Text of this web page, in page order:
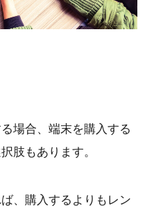
場合、端末を購入する
肢もあります。
、購入するよりもレン